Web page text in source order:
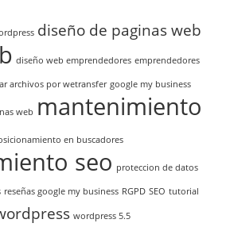
diseño de paginas web
diseño web emprendedores emprendedores
archivos por wetransfer google my business
web mantenimiento
en buscadores
seo proteccion de datos
reseñas google my business RGPD SEO tutorial
wordpress 5.5